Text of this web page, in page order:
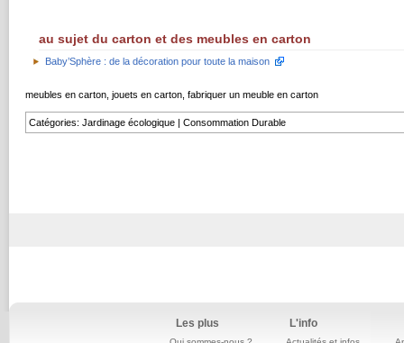
au sujet du carton et des meubles en carton
Baby’Sphère : de la décoration pour toute la maison
meubles en carton, jouets en carton, fabriquer un meuble en carton
Catégories:Jardinage écologique |Consommation Durable
Les plus L'info